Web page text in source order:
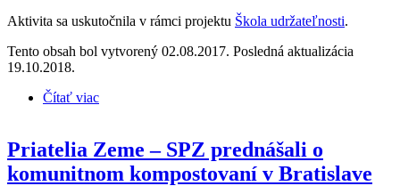
Aktivita sa uskutočnila v rámci projektu Škola udržateľnosti.
Tento obsah bol vytvorený 02.08.2017. Posledná aktualizácia
19.10.2018.
Čítať viac
Priatelia Zeme – SPZ prednášali o
komunitnom kompostovaní v Bratislave